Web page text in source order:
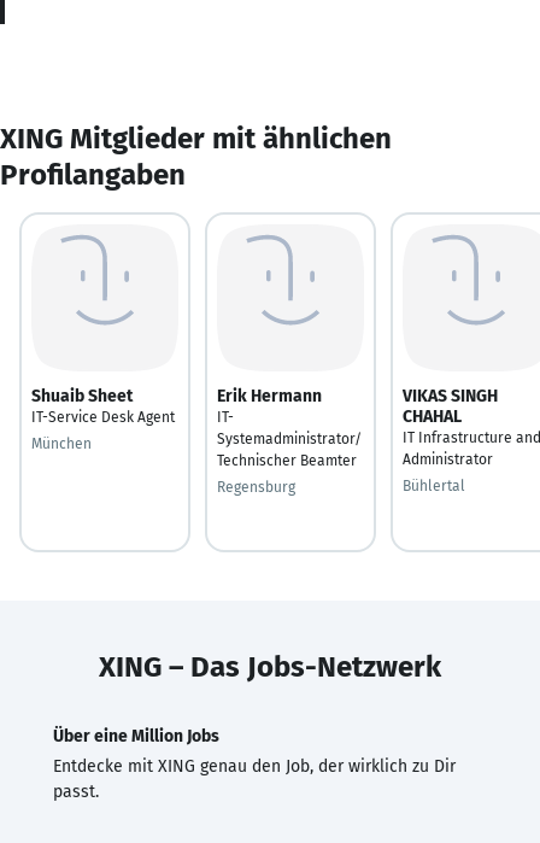
XING Mitglieder mit ähnlichen
Profilangaben
Shuaib Sheet
IT-Service Desk Agent
München
Erik Hermann
IT-
Systemadministrator/
Technischer Beamter
Regensburg
VIKAS SINGH
CHAHAL
IT Infrastructure and
Administrator
Bühlertal
XING – Das Jobs-Netzwerk
Über eine Million Jobs
Entdecke mit XING genau den Job, der wirklich zu Dir
passt.